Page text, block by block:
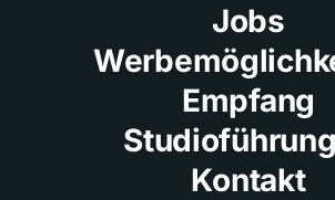
Jobs
Empfang
Kontakt